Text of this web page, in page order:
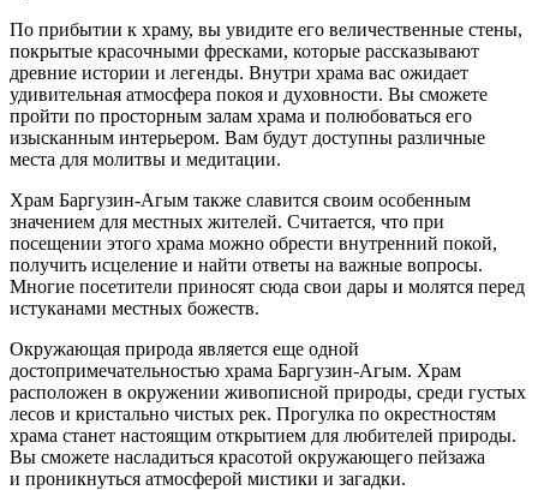
По прибытии к храму, вы увидите его величественные стены,
покрытые красочными фресками, которые рассказывают
древние истории и легенды. Внутри храма вас ожидает
удивительная атмосфера покоя и духовности. Вы сможете
пройти по просторным залам храма и полюбоваться его
изысканным интерьером. Вам будут доступны различные
места для молитвы и медитации.
Храм Баргузин-Агым также славится своим особенным
значением для местных жителей. Считается, что при
посещении этого храма можно обрести внутренний покой,
получить исцеление и найти ответы на важные вопросы.
Многие посетители приносят сюда свои дары и молятся перед
истуканами местных божеств.
Окружающая природа является еще одной
достопримечательностью храма Баргузин-Агым. Храм
расположен в окружении живописной природы, среди густых
лесов и кристально чистых рек. Прогулка по окрестностям
храма станет настоящим открытием для любителей природы.
Вы сможете насладиться красотой окружающего пейзажа
и проникнуться атмосферой мистики и загадки.